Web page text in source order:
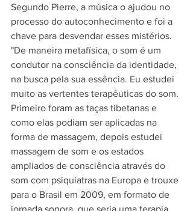
Segundo Pierre, a música o ajudou no
processo do autoconhecimento e foi a
chave para desvendar esses mistérios.
"De maneira metafísica, o som é um
condutor na consciência da identidade,
na busca pela sua essência. Eu estudei
muito as vertentes terapêuticas do som.
Primeiro foram as taças tibetanas e
como elas podiam ser aplicadas na
forma de massagem, depois estudei
massagem de som e os estados
ampliados de consciência através do
som com psiquiatras na Europa e trouxe
para o Brasil em 2009, em formato de